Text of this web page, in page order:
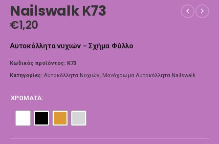
Nailswalk Κ73
€1,20
Αυτοκόλλητα νυχιών – Σχήμα Φύλλο
Κωδικός προϊόντος: Κ73
Κατηγορίες: Αυτοκόλλητα Νυχιών, Μονόχρωμα Αυτοκόλλητα Nailswalk
ΧΡΏΜΑΤΑ